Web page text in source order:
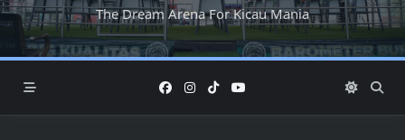
The Dream Arena For Kicau Mania